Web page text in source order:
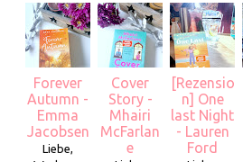
Forever
Autumn -
Emma
Jacobsen
Liebe,
Cover
Story -
Mhairi
McFarlan
e
[Rezensio
n] One
last Night
- Lauren
Ford